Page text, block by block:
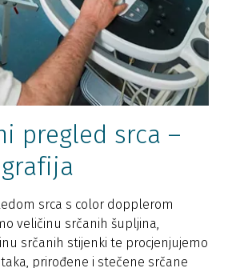
pregled srca –
srca s color dopplerom
veličinu srčanih šupljina,
srčanih stijenki te procjenjujemo
prirođene i stečene srčane